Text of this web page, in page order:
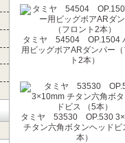
タミヤ 54504 OP.1504
用ビッグボアARダンパー（
ト2本）
タミヤ 53530 OP.530
チタン六角ボタンヘッドビ
本）